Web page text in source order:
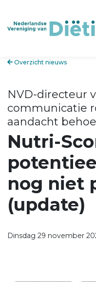
Overzicht nieuws
NVD-directeur
communicatie
aandacht
Nutri-
nog niet
(update)
Dinsdag 29 november